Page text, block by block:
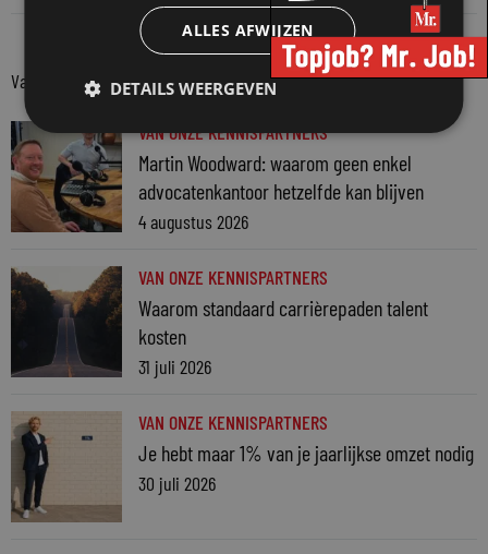
Van onze kennispartners
VAN ONZE KENNISPARTNERS
Martin Woodward: waarom geen enkel
advocatenkantoor hetzelfde kan blijven
4 augustus 2026
VAN ONZE KENNISPARTNERS
Waarom standaard carrièrepaden talent
kosten
31 juli 2026
VAN ONZE KENNISPARTNERS
Je hebt maar 1% van je jaarlijkse omzet nodig
30 juli 2026
ALLES AFWIJZEN
DETAILS WEERGEVEN